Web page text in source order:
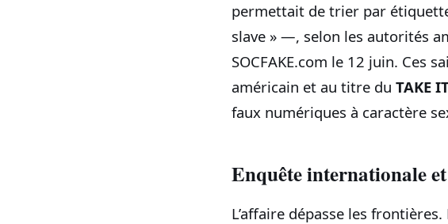
permettait de trier par
slave » —, selon les autorités
SOCFAKE.com le 12 juin. Ces
américain et au titre du TAKE
faux numériques à caractère
Enquête internationale
L’affaire dépasse les